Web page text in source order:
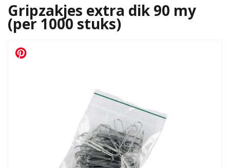
Jute en lopers
Tape en stickers
Bedrukte verpakkingen
Gripzakjes extra dik 90 my
(per 1000 stuks)